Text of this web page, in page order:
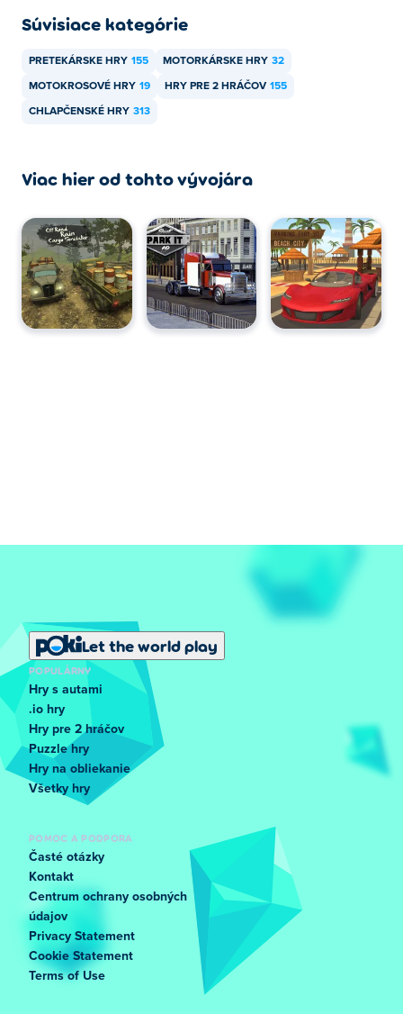
Súvisiace kategórie
PRETEKÁRSKE HRY 155 MOTORKÁRSKE HRY 32
MOTOKROSOVÉ HRY 19 HRY PRE 2 HRÁČOV 155
CHLAPČENSKÉ HRY 313
Viac hier od tohto vývojára
Let the world play
POPULÁRNY
Hry s autami
.io hry
Hry pre 2 hráčov
Puzzle hry
Hry na obliekanie
Všetky hry
POMOC A PODPORA
Časté otázky
Kontakt
Centrum ochrany osobných
údajov
Privacy Statement
Cookie Statement
Terms of Use